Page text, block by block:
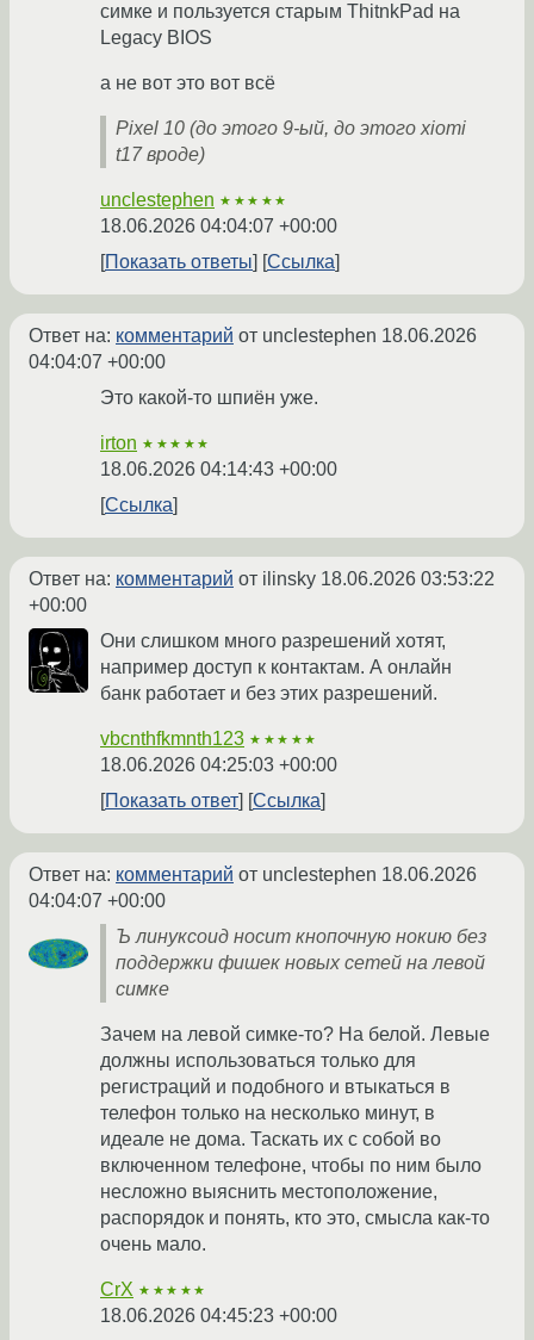
симке и пользуется старым ThitnkPad на
Legacy BIOS
а не вот это вот всё
Pixel 10 (до этого 9-ый, до этого xiomi
t17 вроде)
unclestephen ★★★★★
18.06.2026 04:04:07 +00:00
Показать ответы
Ссылка
Ответ на: комментарий от unclestephen 18.06.2026
04:04:07 +00:00
Это какой-то шпиён уже.
irton ★★★★★
18.06.2026 04:14:43 +00:00
Ссылка
Ответ на: комментарий от ilinsky 18.06.2026 03:53:22
+00:00
Они слишком много разрешений хотят,
например доступ к контактам. А онлайн
банк работает и без этих разрешений.
vbcnthfkmnth123 ★★★★★
18.06.2026 04:25:03 +00:00
Показать ответ
Ссылка
Ответ на: комментарий от unclestephen 18.06.2026
04:04:07 +00:00
Ъ линуксоид носит кнопочную нокию без
поддержки фишек новых сетей на левой
симке
Зачем на левой симке-то? На белой. Левые
должны использоваться только для
регистраций и подобного и втыкаться в
телефон только на несколько минут, в
идеале не дома. Таскать их с собой во
включенном телефоне, чтобы по ним было
несложно выяснить местоположение,
распорядок и понять, кто это, смысла как-то
очень мало.
CrX ★★★★★
18.06.2026 04:45:23 +00:00